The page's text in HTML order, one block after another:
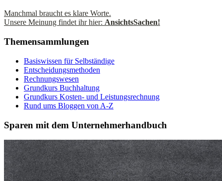
Manchmal braucht es klare Worte.
Unsere Meinung findet ihr hier: AnsichtsSachen!
Themensammlungen
Basiswissen für Selbständige
Entscheidungsmethoden
Rechnungswesen
Grundkurs Buchhaltung
Grundkurs Kosten- und Leistungsrechnung
Rund ums Bloggen von A-Z
Sparen mit dem Unternehmerhandbuch